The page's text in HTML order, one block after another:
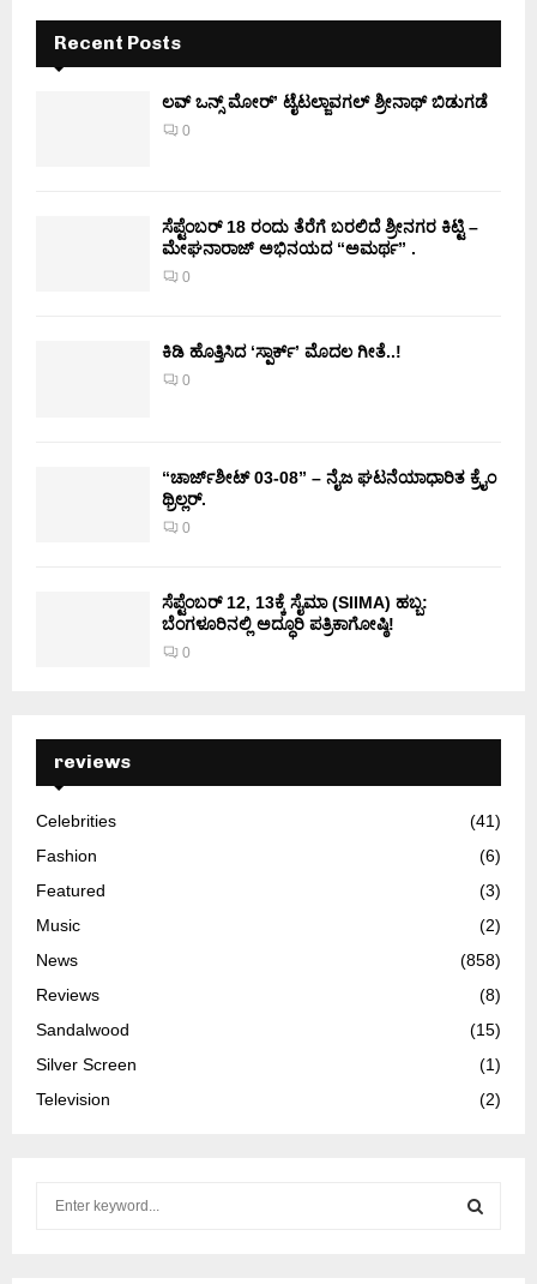
Recent Posts
ಲವ್ ಒನ್ಸ್ ಮೋರ್’ ಟೈಟಲ್ಜಾವಗಲ್ ಶ್ರೀನಾಥ್ ಬಿಡುಗಡೆ
0
ಸೆಪ್ಟೆಂಬರ್ 18 ರಂದು ತೆರೆಗೆ ಬರಲಿದೆ ಶ್ರೀನಗರ ಕಿಟ್ಟಿ –
ಮೇಘನಾರಾಜ್ ಅಭಿನಯದ “ಅಮರ್ಥ” .
0
ಕಿಡಿ‌‌ ಹೊತ್ತಿಸಿದ ‘ಸ್ಪಾರ್ಕ್’ ಮೊದಲ‌ ಗೀತೆ..!
0
“ಚಾರ್ಜ್‌ಶೀಟ್ 03-08” – ನೈಜ ಘಟನೆಯಾಧಾರಿತ ಕ್ರೈಂ
ಥ್ರಿಲ್ಲರ್.
0
ಸೆಪ್ಟೆಂಬರ್ 12, 13ಕ್ಕೆ ಸೈಮಾ (SIIMA) ಹಬ್ಬ:
ಬೆಂಗಳೂರಿನಲ್ಲಿ ಅದ್ಧೂರಿ ಪತ್ರಿಕಾಗೋಷ್ಠಿ!
0
reviews
Celebrities
(41)
Fashion
(6)
Featured
(3)
Music
(2)
News
(858)
Reviews
(8)
Sandalwood
(15)
Silver Screen
(1)
Television
(2)